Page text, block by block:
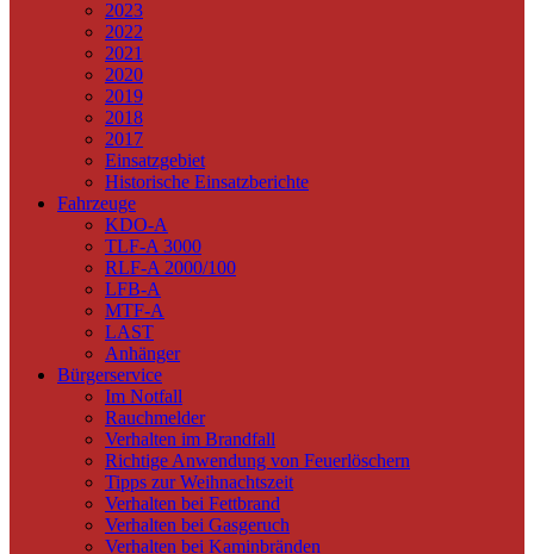
2023
2022
2021
2020
2019
2018
2017
Einsatzgebiet
Historische Einsatzberichte
Fahrzeuge
KDO-A
TLF-A 3000
RLF-A 2000/100
LFB-A
MTF-A
LAST
Anhänger
Bürgerservice
Im Notfall
Rauchmelder
Verhalten im Brandfall
Richtige Anwendung von Feuerlöschern
Tipps zur Weihnachtszeit
Verhalten bei Fettbrand
Verhalten bei Gasgeruch
Verhalten bei Kaminbränden